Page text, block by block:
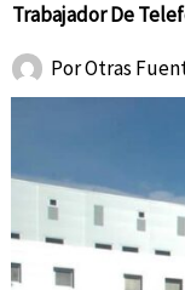
Trabajador De
PorOtras